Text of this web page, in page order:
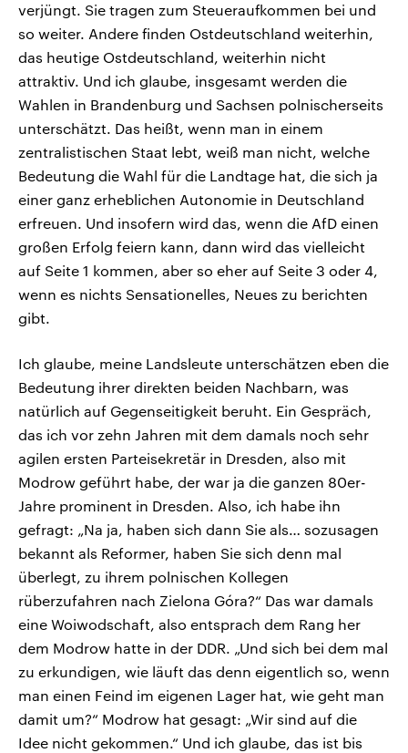
verjüngt. Sie tragen zum Steueraufkommen bei und
so weiter. Andere finden Ostdeutschland weiterhin,
das heutige Ostdeutschland, weiterhin nicht
attraktiv. Und ich glaube, insgesamt werden die
Wahlen in Brandenburg und Sachsen polnischerseits
unterschätzt. Das heißt, wenn man in einem
zentralistischen Staat lebt, weiß man nicht, welche
Bedeutung die Wahl für die Landtage hat, die sich ja
einer ganz erheblichen Autonomie in Deutschland
erfreuen. Und insofern wird das, wenn die AfD einen
großen Erfolg feiern kann, dann wird das vielleicht
auf Seite 1 kommen, aber so eher auf Seite 3 oder 4,
wenn es nichts Sensationelles, Neues zu berichten
gibt.
Ich glaube, meine Landsleute unterschätzen eben die
Bedeutung ihrer direkten beiden Nachbarn, was
natürlich auf Gegenseitigkeit beruht. Ein Gespräch,
das ich vor zehn Jahren mit dem damals noch sehr
agilen ersten Parteisekretär in Dresden, also mit
Modrow geführt habe, der war ja die ganzen 80er-
Jahre prominent in Dresden. Also, ich habe ihn
gefragt: „Na ja, haben sich dann Sie als… sozusagen
bekannt als Reformer, haben Sie sich denn mal
überlegt, zu ihrem polnischen Kollegen
rüberzufahren nach Zielona Góra?“ Das war damals
eine Woiwodschaft, also entsprach dem Rang her
dem Modrow hatte in der DDR. „Und sich bei dem mal
zu erkundigen, wie läuft das denn eigentlich so, wenn
man einen Feind im eigenen Lager hat, wie geht man
damit um?“ Modrow hat gesagt: „Wir sind auf die
Idee nicht gekommen.“ Und ich glaube, das ist bis